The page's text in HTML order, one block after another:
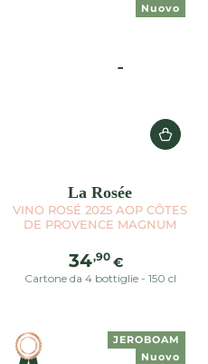
La Rosée
VINO ROSÉ 2025 AOP CÔTES
DE PROVENCE MAGNUM
Prezzo
regolare
34,90 €
Cartone da 4 bottiglie - 150 cl
Nuovo
JEROBOAM
Nuovo